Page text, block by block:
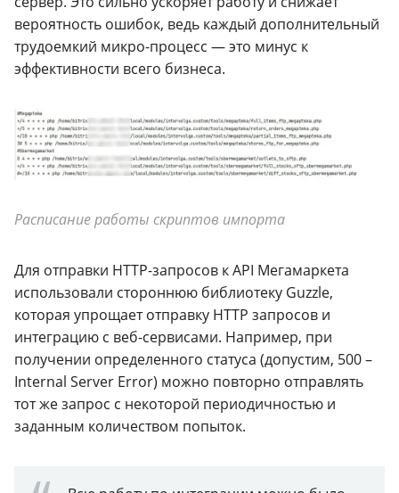
вероятность ошибок, ведь каждый дополнительный
трудоемкий микро-процесс — это минус к
эффективности всего бизнеса.
Расписание работы скриптов импорта
Для отправки HTTP-запросов к API Мегамаркета
использовали стороннюю библиотеку Guzzle,
которая упрощает отправку HTTP запросов и
интеграцию с веб-сервисами. Например, при
получении определенного статуса (допустим, 500 –
Internal Server Error) можно повторно отправлять
тот же запрос с некоторой периодичностью и
заданным количеством попыток.